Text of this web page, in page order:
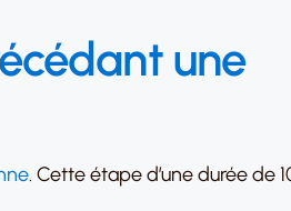
une
. Cette étape d’une durée de